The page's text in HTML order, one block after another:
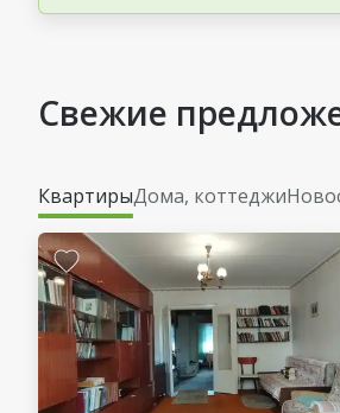
Свежие
КвартирыДома, коттеджи